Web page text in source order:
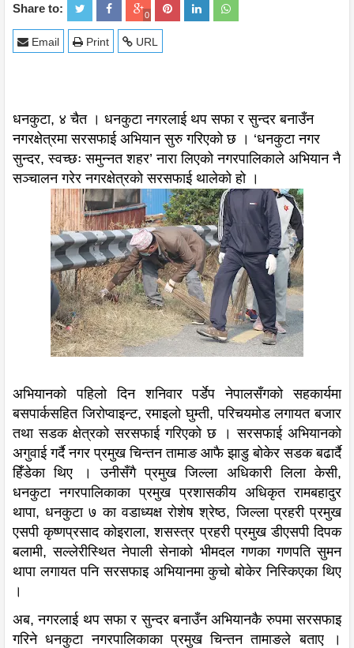
Share to: 0
URL
Print
Email
धनकुटा, ४ चैत । धनकुटा नगरलाई थप सफा र सुन्दर बनाउँन
नगरक्षेत्रमा सरसफाई अभियान सुरु गरिएको छ । ‘धनकुटा नगर
सुन्दर, स्वच्छः समुन्नत शहर’ नारा लिएको नगरपालिकाले अभियान नै
सञ्चालन गरेर नगरक्षेत्रको सरसफाई थालेको हो ।
अभियानको पहिलो दिन शनिवार पर्डेप नेपालसँगको सहकार्यमा
बसपार्कसहित जिरोप्वाइन्ट, रमाइलो घुम्ती, परिचयमोड लगायत बजार
तथा सडक क्षेत्रको सरसफाई गरिएको छ । सरसफाई अभियानको
अगुवाई गर्दै नगर प्रमुख चिन्तन तामाङ आफै झाडु बोकेर सडक बढार्दै
हिँडेका थिए । उनीसँगै प्रमुख जिल्ला अधिकारी लिला केसी,
धनकुटा नगरपालिकाका प्रमुख प्रशासकीय अधिकृत रामबहादुर
थापा, धनकुटा ७ का वडाध्यक्ष रोशेष श्रेष्ठ, जिल्ला प्रहरी प्रमुख
एसपी कृष्णप्रसाद कोइराला, शसस्त्र प्रहरी प्रमुख डीएसपी दिपक
बलामी, सल्लेरीस्थित नेपाली सेनाको भीमदल गणका गणपति सुमन
थापा लगायत पनि सरसफाइ अभियानमा कुचो बोकेर निस्किएका थिए
।
अब, नगरलाई थप सफा र सुन्दर बनाउँन अभियानकै रुपमा सरसफाइ
गरिने धनकुटा नगरपालिकाका प्रमुख चिन्तन तामाङले बताए ।